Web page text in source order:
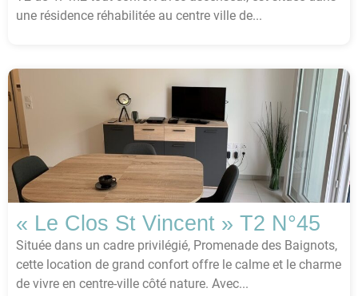
une résidence réhabilitée au centre ville de...
« Le Clos St Vincent » T2 N°45
Située dans un cadre privilégié, Promenade des Baignots,
cette location de grand confort offre le calme et le charme
de vivre en centre-ville côté nature. Avec...